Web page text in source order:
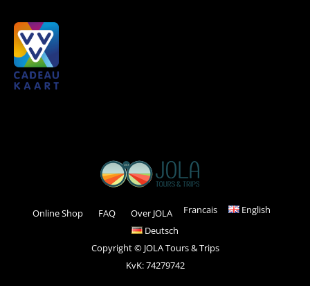
Online Shop FAQ Over JOLA Francais
English
Deutsch
Copyright © JOLA Tours & Trips
KvK: 74279742